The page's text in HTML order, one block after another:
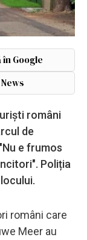
Google
români
de
e frumos
Poliția
români care
Meer au